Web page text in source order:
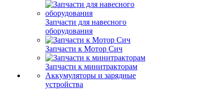
Запчасти для навесного
оборудования
Запчасти к Мотор Сич
Запчасти к минитракторам
Аккумуляторы и зарядные
устройства